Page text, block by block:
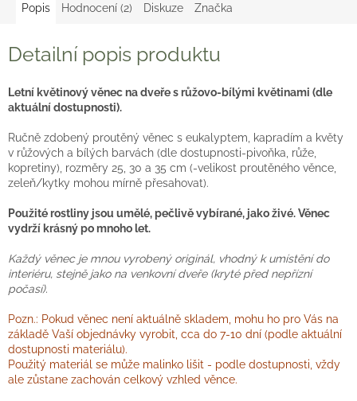
Popis Hodnocení (2) Diskuze Značka
Detailní popis produktu
Letní květinový věnec na dveře s růžovo-bílými květinami (dle
aktuální dostupnosti).
Ručně zdobený proutěný věnec s eukalyptem, kapradím a květy
v růžových a bílých barvách (dle dostupnosti-pivoňka, růže,
kopretiny), rozměry 25, 30 a 35 cm (-velikost proutěného věnce,
zeleň/kytky mohou mírně přesahovat).
Použité rostliny jsou umělé, pečlivě vybírané, jako živé. Věnec
vydrží krásný po mnoho let.
Každý věnec je mnou vyrobený originál, vhodný k umístění do
interiéru, stejně jako na venkovní dveře (kryté před nepřízní
počasí).
Pozn.: Pokud věnec není aktuálně skladem, mohu ho pro Vás na
základě Vaší objednávky vyrobit, cca do 7-10 dní (podle aktuální
dostupnosti materiálu).
Použitý materiál se může malinko lišit - podle dostupnosti, vždy
ale zůstane zachován celkový vzhled věnce.